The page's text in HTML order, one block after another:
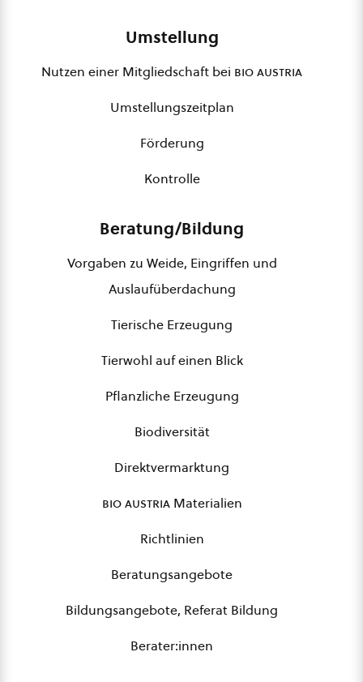
Umstellung
Nutzen einer Mitgliedschaft bei bio austria
Umstellungszeitplan
Förderung
Kontrolle
Beratung/Bildung
Vorgaben zu Weide, Eingriffen und
Auslaufüberdachung
Tierische Erzeugung
Tierwohl auf einen Blick
Pflanzliche Erzeugung
Biodiversität
Direktvermarktung
bio austriaMaterialien
Richtlinien
Beratungsangebote
Bildungsangebote, Referat Bildung
Berater:innen